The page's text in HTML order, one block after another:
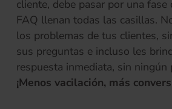
cliente, debe pasar por una fase
FAQ llenan todas las casillas.
los problemas de tus clientes,
sus preguntas e incluso les
respuesta inmediata, sin ningún
¡Menos vacilación, más